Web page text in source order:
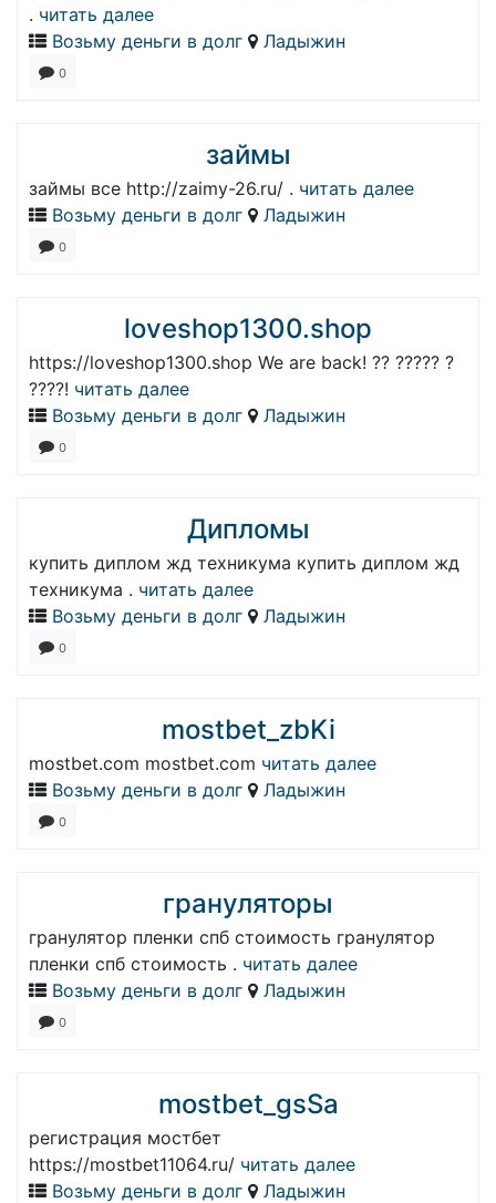
. читать далее
Возьму деньги в долг
Ладыжин
0
займы
займы все http://zaimy-26.ru/ . читать далее
Возьму деньги в долг
Ладыжин
0
loveshop1300.shop
https://loveshop1300.shop We are back! ?? ????? ?
????! читать далее
Возьму деньги в долг
Ладыжин
0
Дипломы
купить диплом жд техникума купить диплом жд
техникума . читать далее
Возьму деньги в долг
Ладыжин
0
mostbet_zbKi
mostbet.com mostbet.com читать далее
Возьму деньги в долг
Ладыжин
0
грануляторы
гранулятор пленки спб стоимость гранулятор
пленки спб стоимость . читать далее
Возьму деньги в долг
Ладыжин
0
mostbet_gsSa
регистрация мостбет
https://mostbet11064.ru/ читать далее
Возьму деньги в долг
Ладыжин